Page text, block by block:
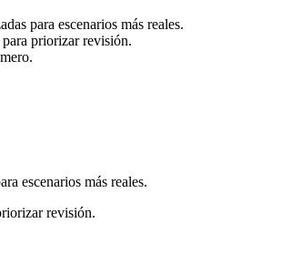
para escenarios más reales.
priorizar revisión.
escenarios más reales.
revisión.